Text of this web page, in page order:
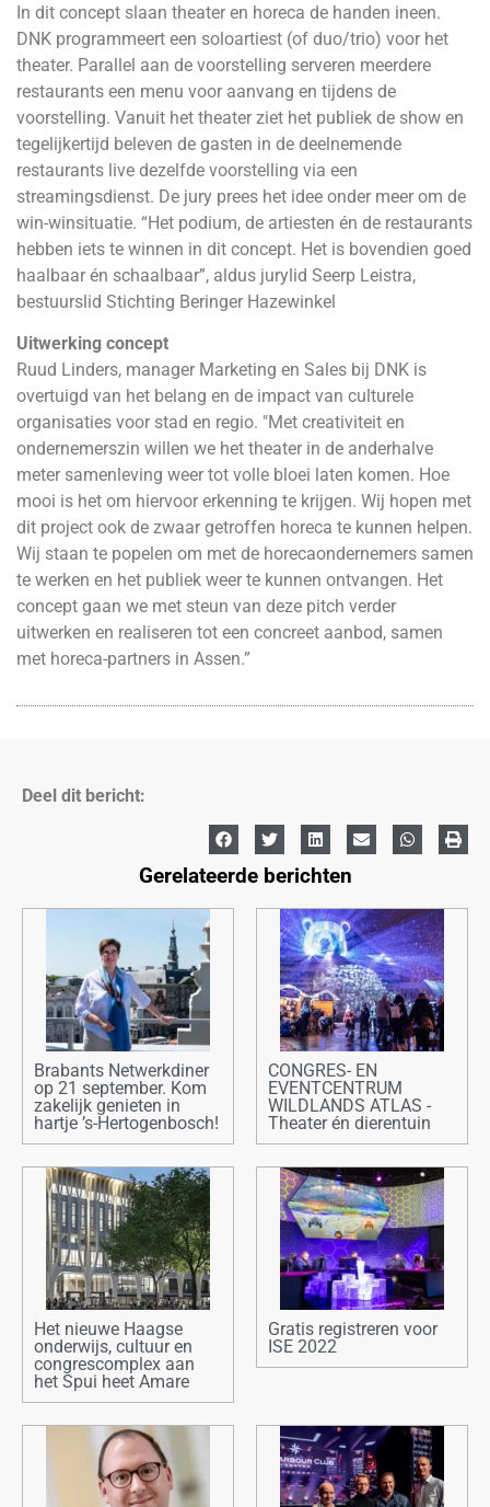
In dit concept slaan theater en horeca de handen ineen.
DNK programmeert een soloartiest (of duo/trio) voor het
theater. Parallel aan de voorstelling serveren meerdere
restaurants een menu voor aanvang en tijdens de
voorstelling. Vanuit het theater ziet het publiek de show en
tegelijkertijd beleven de gasten in de deelnemende
restaurants live dezelfde voorstelling via een
streamingsdienst. De jury prees het idee onder meer om de
win-winsituatie. “Het podium, de artiesten én de restaurants
hebben iets te winnen in dit concept. Het is bovendien goed
haalbaar én schaalbaar”, aldus jurylid Seerp Leistra,
bestuurslid Stichting Beringer Hazewinkel
Uitwerking concept
Ruud Linders, manager Marketing en Sales bij DNK is
overtuigd van het belang en de impact van culturele
organisaties voor stad en regio. "Met creativiteit en
ondernemerszin willen we het theater in de anderhalve
meter samenleving weer tot volle bloei laten komen. Hoe
mooi is het om hiervoor erkenning te krijgen. Wij hopen met
dit project ook de zwaar getroffen horeca te kunnen helpen.
Wij staan te popelen om met de horecaondernemers samen
te werken en het publiek weer te kunnen ontvangen. Het
concept gaan we met steun van deze pitch verder
uitwerken en realiseren tot een concreet aanbod, samen
met horeca-partners in Assen.”
Deel dit bericht:
Gerelateerde berichten
Brabants Netwerkdiner
op 21 september. Kom
zakelijk genieten in
hartje ’s-Hertogenbosch!
CONGRES- EN
EVENTCENTRUM
WILDLANDS ATLAS -
Theater én dierentuin
Het nieuwe Haagse
onderwijs, cultuur en
congrescomplex aan
het Spui heet Amare
Gratis registreren voor
ISE 2022